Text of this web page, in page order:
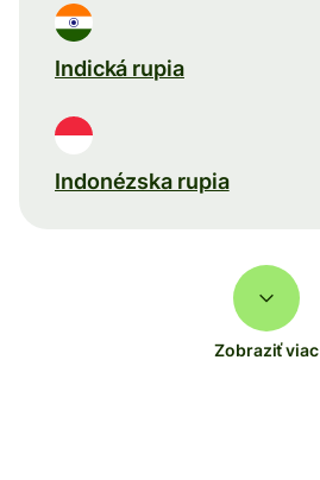
Indická rupia
Indonézska rupia
Zobraziť viac